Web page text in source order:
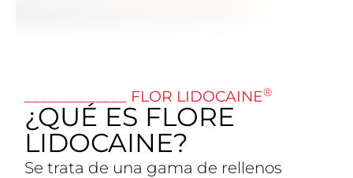
_____________ FLOR LIDOCAINE®
¿QUÉ ES FLORE
LIDOCAINE?
Se trata de una gama de rellenos